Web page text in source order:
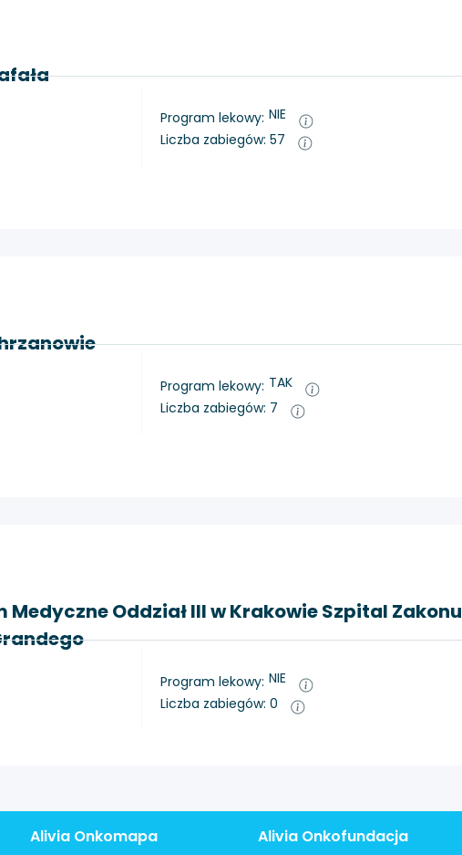
Program lekowy: NIE
Liczba zabiegów: 57
Program lekowy: TAK
Liczba zabiegów: 7
Oddział III w Krakowie Szpital Zakonu
Program lekowy: NIE
Liczba zabiegów: 0
Alivia Onkomapa Alivia Onkofundacja